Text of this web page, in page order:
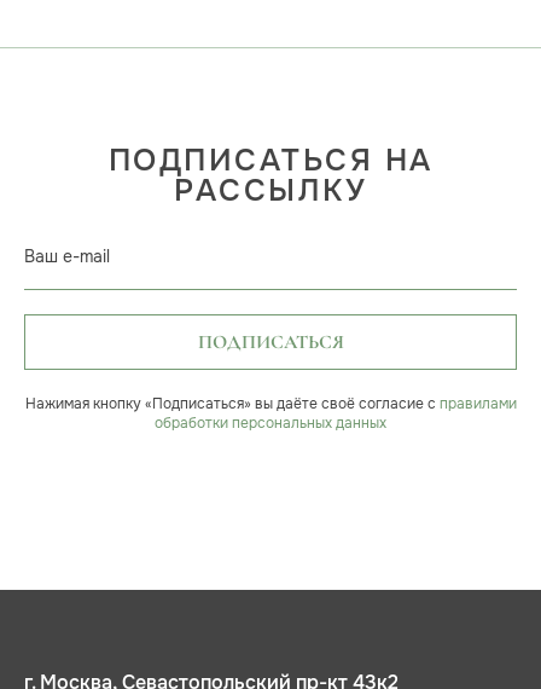
ПОДПИСАТЬСЯ НА
РАССЫЛКУ
Ваш e-mail
ПОДПИСАТЬСЯ
Нажимая кнопку «Подписаться» вы даёте своё согласие с правилами
обработки персональных данных
г. Москва, Севастопольский пр-кт 43к2